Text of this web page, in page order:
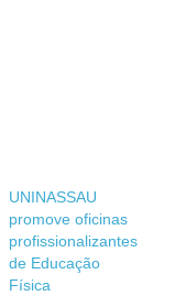
UNINASSAU
promove oficinas
profissionalizantes
de Educação
Física